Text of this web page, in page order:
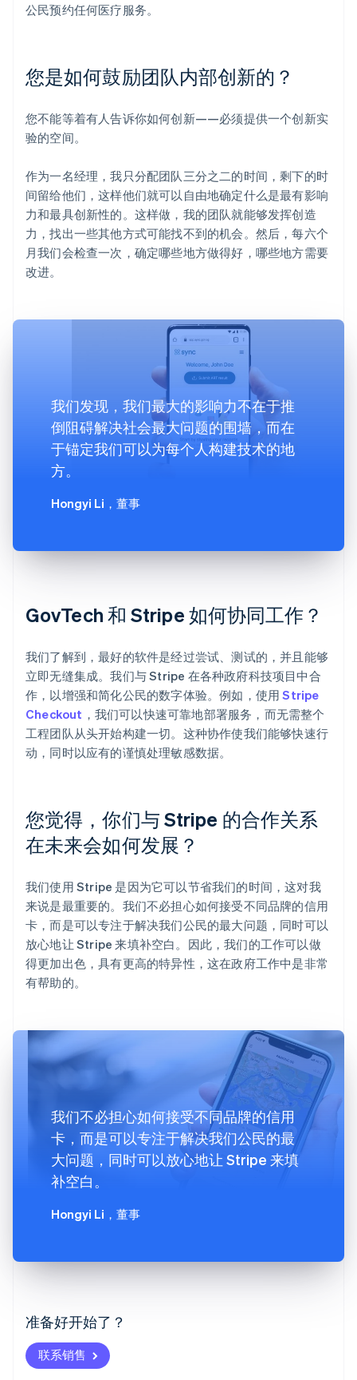
准备好开始了？
联系销售
公民预约任何医疗服务。
您是如何鼓励团队内部创新的？
您不能等着有人告诉你如何创新——必须提供一个创新实
验的空间。
作为一名经理，我只分配团队三分之二的时间，剩下的时
间留给他们，这样他们就可以自由地确定什么是最有影响
力和最具创新性的。这样做，我的团队就能够发挥创造
力，找出一些其他方式可能找不到的机会。然后，每六个
月我们会检查一次，确定哪些地方做得好，哪些地方需要
改进。
我们发现，我们最大的影响力不在于推
倒阻碍解决社会最大问题的围墙，而在
于锚定我们可以为每个人构建技术的地
方。
Hongyi Li ，董事
GovTech 和 Stripe 如何协同工作？
我们了解到，最好的软件是经过尝试、测试的，并且能够
立即无缝集成。我们与 Stripe 在各种政府科技项目中合
作，以增强和简化公民的数字体验。例如，使用Stripe
Checkout ，我们可以快速可靠地部署服务，而无需整个
工程团队从头开始构建一切。这种协作使我们能够快速行
动，同时以应有的谨慎处理敏感数据。
您觉得，你们与 Stripe 的合作关系
在未来会如何发展？
我们使用 Stripe 是因为它可以节省我们的时间，这对我
来说是最重要的。我们不必担心如何接受不同品牌的信用
卡，而是可以专注于解决我们公民的最大问题，同时可以
放心地让 Stripe 来填补空白。因此，我们的工作可以做
得更加出色，具有更高的特异性，这在政府工作中是非常
有帮助的。
我们不必担心如何接受不同品牌的信用
卡，而是可以专注于解决我们公民的最
大问题，同时可以放心地让 Stripe 来填
补空白。
Hongyi Li ，董事
爱沙尼亚
English
奥地利
Deutsch English